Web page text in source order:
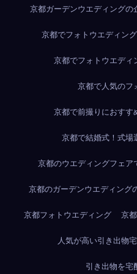
京都ガーデンウエディングの
京都でフォトウエディン
京都でフォトウエディ
京都で人気のフ
京都で前撮りにおすす
京都で結婚式！式場
京都のウエディングフェア
京都のガーデンウエディング
京都フォトウエディング 京
人気が高い引き出物
引き出物を宅